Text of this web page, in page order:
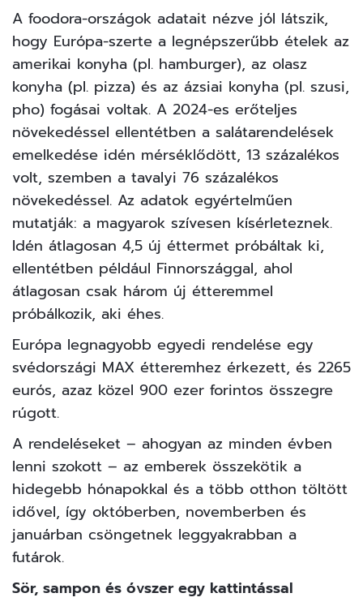
A foodora-országok adatait nézve jól látszik,
hogy Európa-szerte a legnépszerűbb ételek az
amerikai konyha (pl. hamburger), az olasz
konyha (pl. pizza) és az ázsiai konyha (pl. szusi,
pho) fogásai voltak. A 2024-es erőteljes
növekedéssel ellentétben a salátarendelések
emelkedése idén mérséklődött, 13 százalékos
volt, szemben a tavalyi 76 százalékos
növekedéssel. Az adatok egyértelműen
mutatják: a magyarok szívesen kísérleteznek.
Idén átlagosan 4,5 új éttermet próbáltak ki,
ellentétben például Finnországgal, ahol
átlagosan csak három új étteremmel
próbálkozik, aki éhes.
Európa legnagyobb egyedi rendelése egy
svédországi MAX étteremhez érkezett, és 2265
eurós, azaz közel 900 ezer forintos összegre
rúgott.
A rendeléseket – ahogyan az minden évben
lenni szokott – az emberek összekötik a
hidegebb hónapokkal és a több otthon töltött
idővel, így októberben, novemberben és
januárban csöngetnek leggyakrabban a
futárok.
Sör, sampon és óvszer egy kattintással